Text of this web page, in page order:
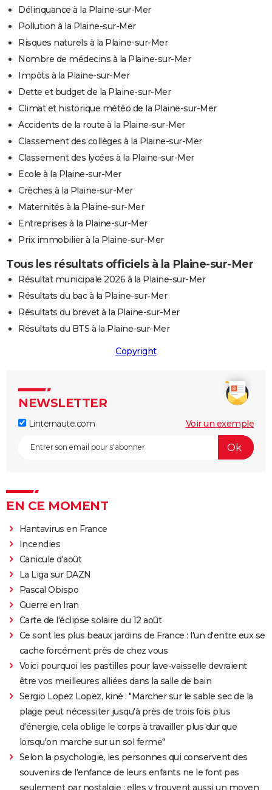
Délinquance à la Plaine-sur-Mer
Pollution à la Plaine-sur-Mer
Risques naturels à la Plaine-sur-Mer
Nombre de médecins à la Plaine-sur-Mer
Impôts à la Plaine-sur-Mer
Dette et budget de la Plaine-sur-Mer
Climat et historique météo de la Plaine-sur-Mer
Accidents de la route à la Plaine-sur-Mer
Classement des collèges à la Plaine-sur-Mer
Classement des lycées à la Plaine-sur-Mer
Ecole à la Plaine-sur-Mer
Crèches à la Plaine-sur-Mer
Maternités à la Plaine-sur-Mer
Entreprises à la Plaine-sur-Mer
Prix immobilier à la Plaine-sur-Mer
Tous les résultats officiels à la Plaine-sur-Mer
Résultat municipale 2026 à la Plaine-sur-Mer
Résultats du bac à la Plaine-sur-Mer
Résultats du brevet à la Plaine-sur-Mer
Résultats du BTS à la Plaine-sur-Mer
Copyright
NEWSLETTER
Linternaute.com Voir un exemple
EN CE MOMENT
Hantavirus en France
Incendies
Canicule d'août
La Liga sur DAZN
Pascal Obispo
Guerre en Iran
Carte de l'éclipse solaire du 12 août
Ce sont les plus beaux jardins de France : l'un d'entre eux se
cache forcément près de chez vous
Voici pourquoi les pastilles pour lave-vaisselle devraient
être vos meilleures alliées dans la salle de bain
Sergio Lopez Lopez, kiné : "Marcher sur le sable sec de la
plage peut nécessiter jusqu'à près de trois fois plus
d'énergie, cela oblige le corps à travailler plus dur que
lorsqu'on marche sur un sol ferme"
Selon la psychologie, les personnes qui conservent des
souvenirs de l'enfance de leurs enfants ne le font pas
seulement par nostalgie : elles y trouvent aussi un moyen